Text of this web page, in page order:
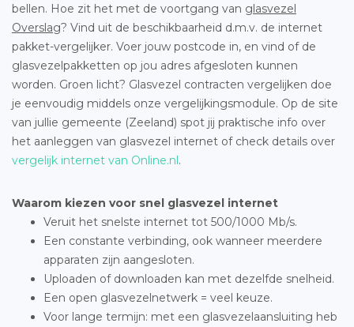
bellen. Hoe zit het met de voortgang van glasvezel
Overslag? Vind uit de beschikbaarheid d.m.v. de internet
pakket-vergelijker. Voer jouw postcode in, en vind of de
glasvezelpakketten op jou adres afgesloten kunnen
worden. Groen licht? Glasvezel contracten vergelijken doe
je eenvoudig middels onze vergelijkingsmodule. Op de site
van jullie gemeente (Zeeland) spot jij praktische info over
het aanleggen van glasvezel internet of check details over
vergelijk internet van Online.nl.
Waarom kiezen voor snel glasvezel internet
Veruit het snelste internet tot 500/1000 Mb/s.
Een constante verbinding, ook wanneer meerdere
apparaten zijn aangesloten.
Uploaden of downloaden kan met dezelfde snelheid.
Een open glasvezelnetwerk = veel keuze.
Voor lange termijn: met een glasvezelaansluiting heb